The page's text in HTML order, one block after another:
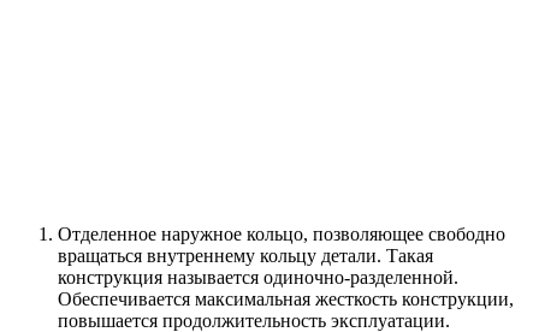
Отделенное наружное кольцо, позволяющее свободно
вращаться внутреннему кольцу детали. Такая
конструкция называется одиночно-разделенной.
Обеспечивается максимальная жесткость конструкции,
повышается продолжительность эксплуатации.